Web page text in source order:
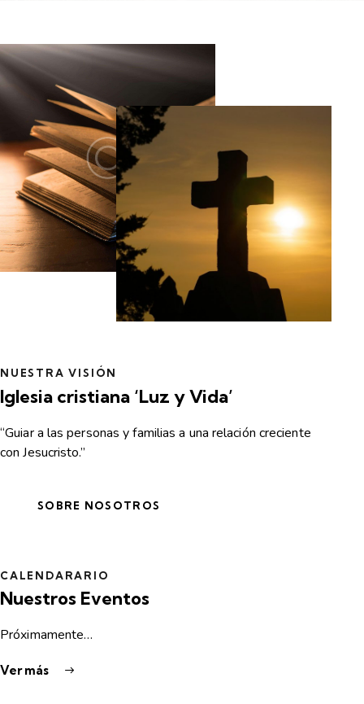
NUESTRA VISIÓN
Iglesia cristiana ‘Luz y Vida’
“Guiar a las personas y familias a una relación creciente
con Jesucristo.”
SOBRE NOSOTROS
CALENDARARIO
Nuestros Eventos
Próximamente…
Ver más